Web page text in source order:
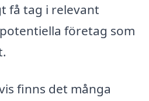
få tag i relevant
företag som
finns det många